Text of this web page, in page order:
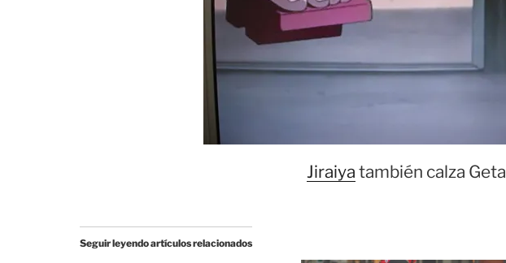
Jiraiya también calza Geta
Seguir leyendo artículos relacionados